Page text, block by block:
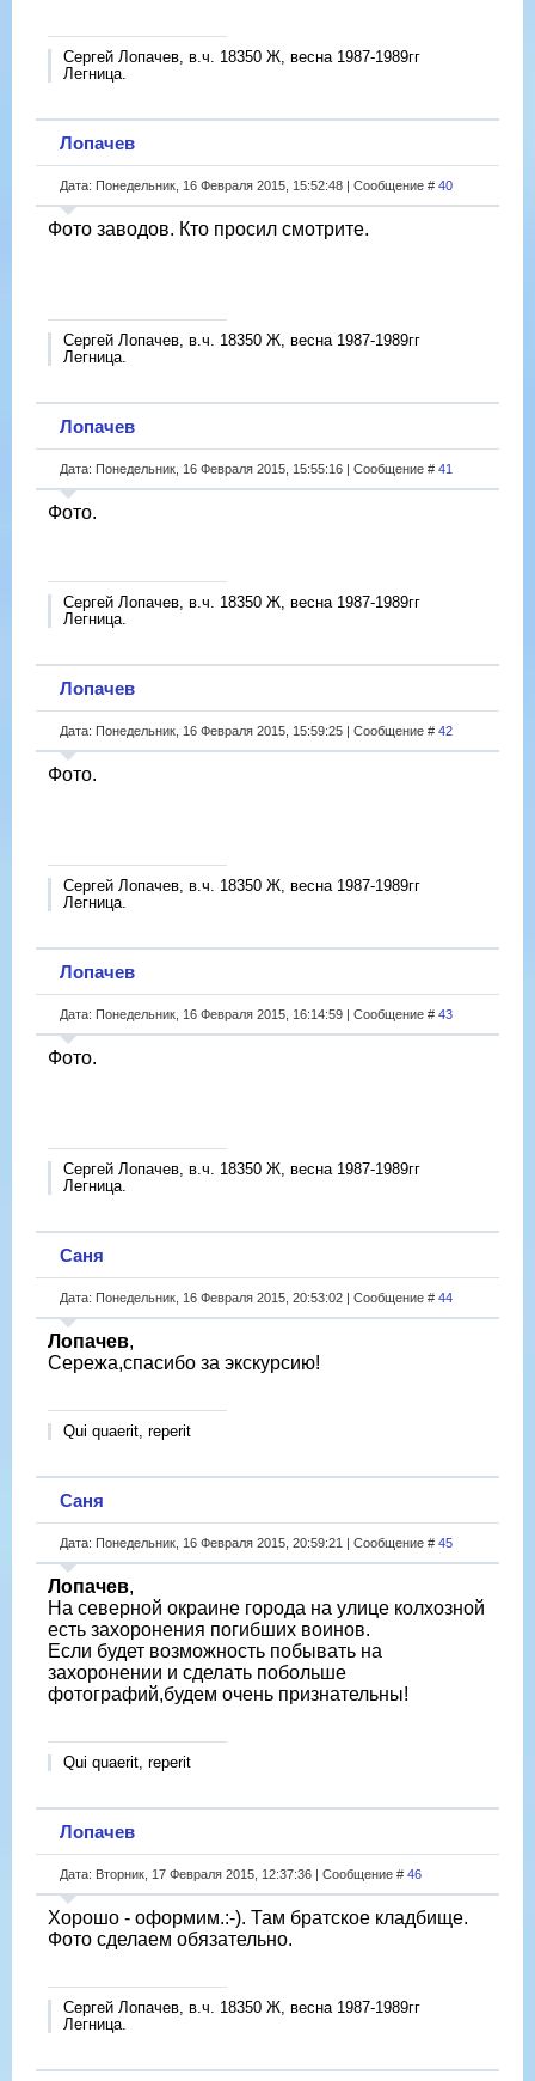
Сергей Лопачев, в.ч. 18350 Ж, весна 1987-1989гг
Легница.
Лопачев
Дата: Понедельник, 16 Февраля 2015, 15:52:48 | Сообщение # 40
Фото заводов. Кто просил смотрите.
Сергей Лопачев, в.ч. 18350 Ж, весна 1987-1989гг
Легница.
Лопачев
Дата: Понедельник, 16 Февраля 2015, 15:55:16 | Сообщение # 41
Фото.
Сергей Лопачев, в.ч. 18350 Ж, весна 1987-1989гг
Легница.
Лопачев
Дата: Понедельник, 16 Февраля 2015, 15:59:25 | Сообщение # 42
Фото.
Сергей Лопачев, в.ч. 18350 Ж, весна 1987-1989гг
Легница.
Лопачев
Дата: Понедельник, 16 Февраля 2015, 16:14:59 | Сообщение # 43
Фото.
Сергей Лопачев, в.ч. 18350 Ж, весна 1987-1989гг
Легница.
Саня
Дата: Понедельник, 16 Февраля 2015, 20:53:02 | Сообщение # 44
Лопачев,
Сережа,спасибо за экскурсию!
Qui quaerit, reperit
Саня
Дата: Понедельник, 16 Февраля 2015, 20:59:21 | Сообщение # 45
Лопачев,
На северной окраине города на улице колхозной
есть захоронения погибших воинов.
Если будет возможность побывать на
захоронении и сделать побольше
фотографий,будем очень признательны!
Qui quaerit, reperit
Лопачев
Дата: Вторник, 17 Февраля 2015, 12:37:36 | Сообщение # 46
Хорошо - оформим.:-). Там братское кладбище.
Фото сделаем обязательно.
Сергей Лопачев, в.ч. 18350 Ж, весна 1987-1989гг
Легница.